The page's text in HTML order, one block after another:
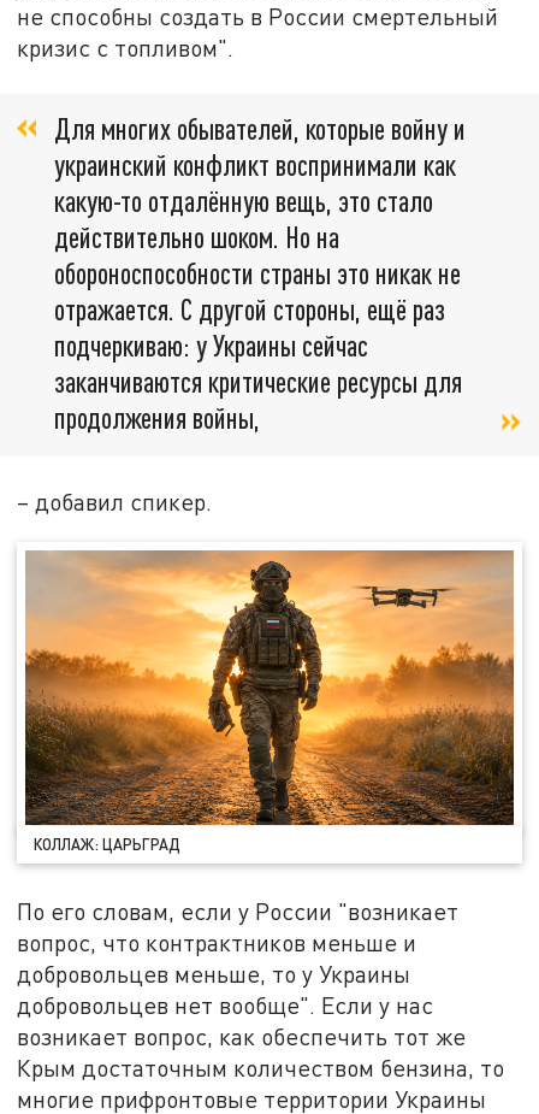
не способны создать в России смертельный
кризис с топливом".
Для многих обывателей, которые войну и
украинский конфликт воспринимали как
какую-то отдалённую вещь, это стало
действительно шоком. Но на
обороноспособности страны это никак не
отражается. С другой стороны, ещё раз
подчеркиваю: у Украины сейчас
заканчиваются критические ресурсы для
продолжения войны,
– добавил спикер.
КОЛЛАЖ: ЦАРЬГРАД
По его словам, если у России "возникает
вопрос, что контрактников меньше и
добровольцев меньше, то у Украины
добровольцев нет вообще". Если у нас
возникает вопрос, как обеспечить тот же
Крым достаточным количеством бензина, то
многие прифронтовые территории Украины